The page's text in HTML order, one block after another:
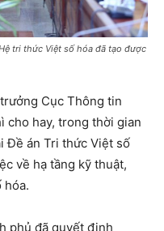
tri thức Việt số hóa đã tạo được
Cục Thông tin
cho hay, trong thời gian
Đề án Tri thức Việt số
về hạ tầng kỹ thuật,
hóa.
phủ đã quyết định